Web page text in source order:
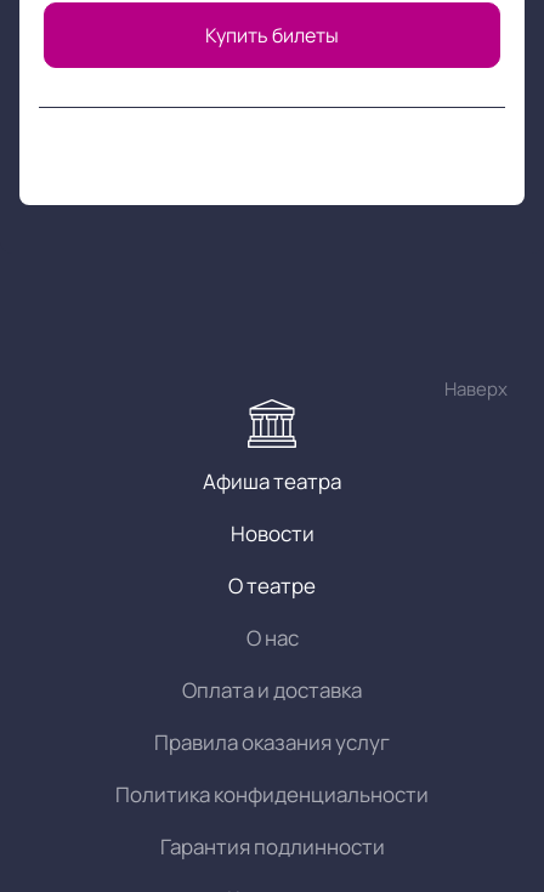
Купить билеты
Наверх
Афиша театра
Новости
О театре
О нас
Оплата и доставка
Правила оказания услуг
Политика конфиденциальности
Гарантия подлинности